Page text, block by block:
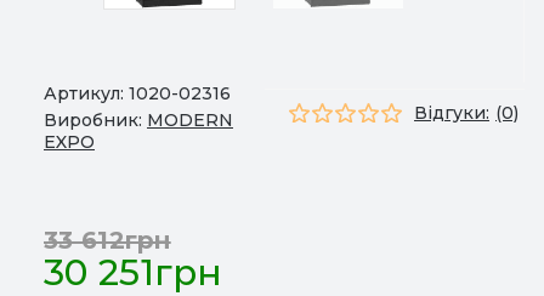
Артикул: 1020-02316
Виробник: MODERN
EXPO
Відгуки: (0)
30 251грн
33 612грн